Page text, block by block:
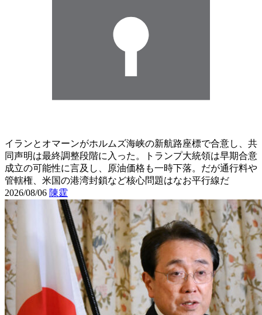
イランとオマーンがホルムズ海峡の新航路座標で合意し、共
同声明は最終調整段階に入った。トランプ大統領は早期合意
成立の可能性に言及し、原油価格も一時下落。だが通行料や
管轄権、米国の港湾封鎖など核心問題はなお平行線だ
2026/08/06 陳霆